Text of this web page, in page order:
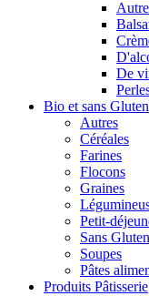
De
Bio et sans Gluten
Autres
Céréales
Farines
Flocons
Graines
Petit-
Sans Gluten
Soupes
Pâtes
Produits Pâtisserie